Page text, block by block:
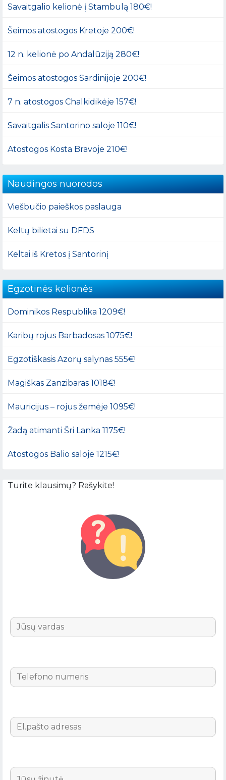
Savaitgalio kelionė į Stambulą 180€!
Šeimos atostogos Kretoje 200€!
12 n. kelionė po Andalūziją 280€!
Šeimos atostogos Sardinijoje 200€!
7 n. atostogos Chalkidikėje 157€!
Savaitgalis Santorino saloje 110€!
Atostogos Kosta Bravoje 210€!
Naudingos nuorodos
Viešbučio paieškos paslauga
Keltų bilietai su DFDS
Keltai iš Kretos į Santorinį
Egzotinės kelionės
Dominikos Respublika 1209€!
Karibų rojus Barbadosas 1075€!
Egzotiškasis Azorų salynas 555€!
Magiškas Zanzibaras 1018€!
Mauricijus – rojus žemėje 1095€!
Žadą atimanti Šri Lanka 1175€!
Atostogos Balio saloje 1215€!
Turite klausimų? Rašykite!